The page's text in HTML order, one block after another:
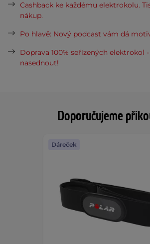
Doporučujeme
Dáreček
Cashback ke každému elektrokolu.
nákup.
Po hlavě: Nový podcast vám dá
Doprava 100% seřízených elektrokol
nasednout!